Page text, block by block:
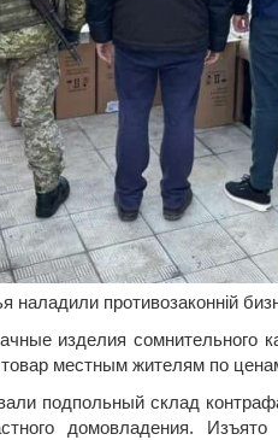
наладили противозаконній
изделия сомнительного
местным жителям по
подпольный склад
домовладения.